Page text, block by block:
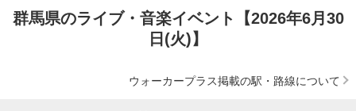
群馬県のライブ・音楽イベント【2026年6月30
日(火)】
ウォーカープラス掲載の駅・路線について